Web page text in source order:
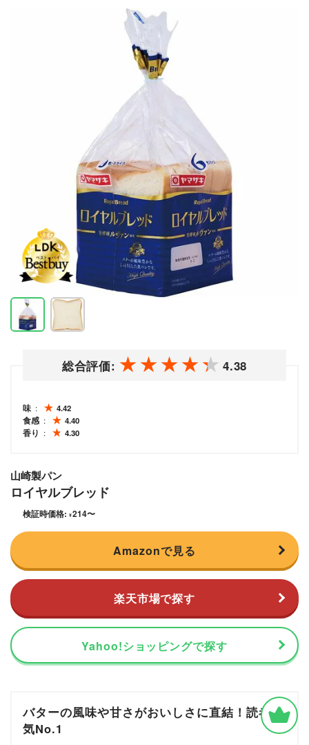
総合評価: 4.38
味
4.42
食感
4.40
香り
4.30
山崎製パン
ロイヤルブレッド
検証時価格: ¥214〜
Amazonで見る
楽天市場で探す
Yahoo!ショッピングで探す
バターの風味や甘さがおいしさに直結！読者人
気No.1